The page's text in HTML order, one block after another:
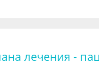
лечения -